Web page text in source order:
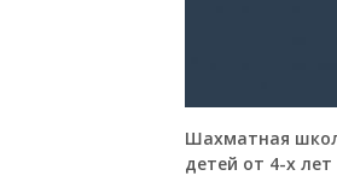
Шахматная
детей от 4-х